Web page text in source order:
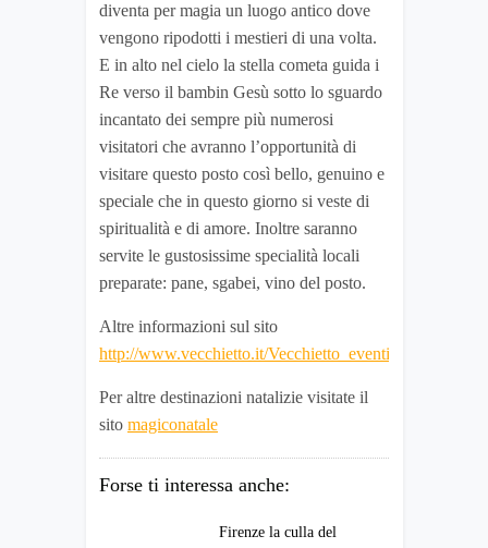
diventa per magia un luogo antico dove
vengono ripodotti i mestieri di una volta.
E in alto nel cielo la stella cometa guida i
Re verso il bambin Gesù sotto lo sguardo
incantato dei sempre più numerosi
visitatori che avranno l’opportunità di
visitare questo posto così bello, genuino e
speciale che in questo giorno si veste di
spiritualità e di amore. Inoltre saranno
servite le gustosissime specialità locali
preparate: pane, sgabei, vino del posto.
Altre informazioni sul sito
http://www.vecchietto.it/Vecchietto_eventi.html
Per altre destinazioni natalizie visitate il
sito magiconatale
Forse ti interessa anche:
Firenze la culla del